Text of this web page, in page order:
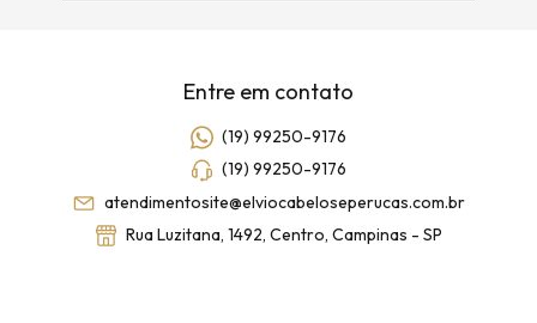
Entre em contato
(19) 99250-9176
(19) 99250-9176
atendimentosite@elviocabeloseperucas.com.br
Rua Luzitana, 1492, Centro, Campinas - SP